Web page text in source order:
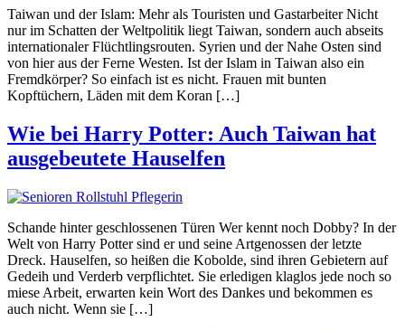
Taiwan und der Islam: Mehr als Touristen und Gastarbeiter Nicht
nur im Schatten der Weltpolitik liegt Taiwan, sondern auch abseits
internationaler Flüchtlingsrouten. Syrien und der Nahe Osten sind
von hier aus der Ferne Westen. Ist der Islam in Taiwan also ein
Fremdkörper? So einfach ist es nicht. Frauen mit bunten
Kopftüchern, Läden mit dem Koran […]
Wie bei Harry Potter: Auch Taiwan hat
ausgebeutete Hauselfen
Schande hinter geschlossenen Türen Wer kennt noch Dobby? In der
Welt von Harry Potter sind er und seine Artgenossen der letzte
Dreck. Hauselfen, so heißen die Kobolde, sind ihren Gebietern auf
Gedeih und Verderb verpflichtet. Sie erledigen klaglos jede noch so
miese Arbeit, erwarten kein Wort des Dankes und bekommen es
auch nicht. Wenn sie […]